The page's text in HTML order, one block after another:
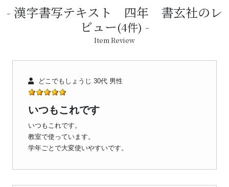
漢字書写テキスト 四年 書玄社のレ
ビュー(4件)
Item Review
どこでもしょうじ 30代 男性
いつもこれです
いつもこれです。
教室で使っています。
学年ごとで大変使いやすいです。